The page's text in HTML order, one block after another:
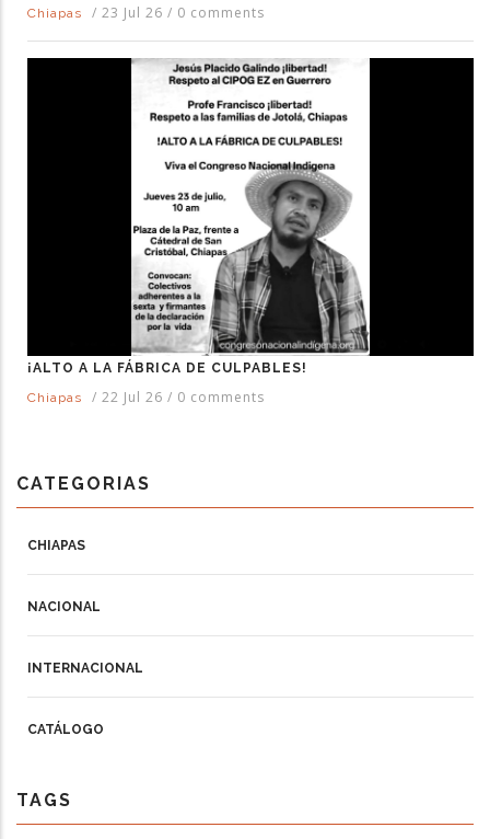
Chiapas
/ 23 Jul 26 / 0 comments
¡ALTO A LA FÁBRICA DE CULPABLES!
Chiapas
/ 22 Jul 26 / 0 comments
CATEGORIAS
CHIAPAS
NACIONAL
INTERNACIONAL
CATÁLOGO
TAGS